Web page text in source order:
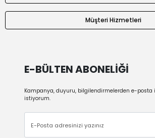
Müşteri Hizmetleri
E-BÜLTEN ABONELİĞİ
Kampanya, duyuru, bilgilendirmelerden e-posta
istiyorum.